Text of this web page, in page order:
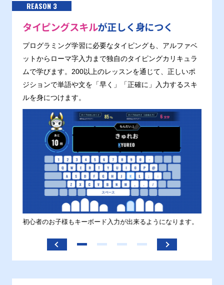
REASON 3
タイピングスキルが正しく身につく
プログラミング学習に必要なタイピングも、アルファベ
ットからローマ字入力まで独自のタイピングカリキュラ
ムで学びます。200以上のレッスンを通じて、正しいポ
ジションで単語や文を「早く」「正確に」入力するスキ
ルを身につけます。
初心者のお子様もキーボード入力が出来るようになります。